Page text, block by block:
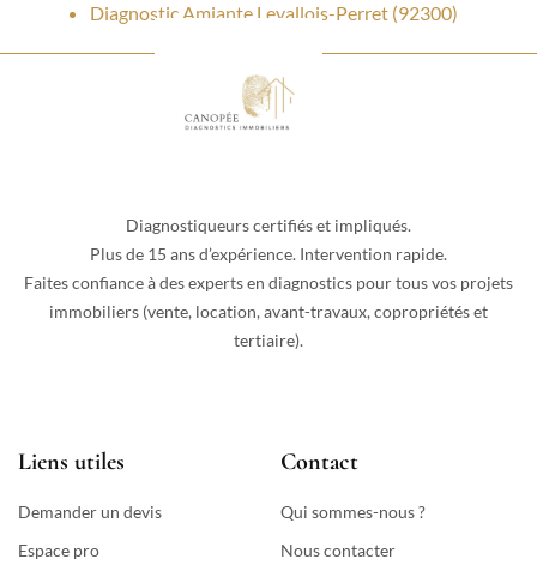
Diagnostic Amiante Levallois-Perret (92300)
Diagnostiqueurs certifiés et impliqués.
Plus de 15 ans d’expérience. Intervention rapide.
Faites confiance à des experts en diagnostics pour tous vos projets
immobiliers (vente, location, avant-travaux, copropriétés et
tertiaire).
Liens utiles
Demander un devis
Espace pro
Contact
Qui sommes-nous ?
Nous contacter